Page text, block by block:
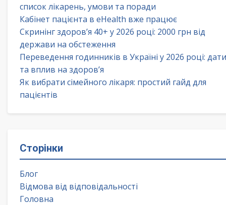
список лікарень, умови та поради
Кабінет пацієнта в eHealth вже працює
Скринінг здоров’я 40+ у 2026 році: 2000 грн від
держави на обстеження
Переведення годинників в Україні у 2026 році: дати
та вплив на здоров’я
Як вибрати сімейного лікаря: простий гайд для
пацієнтів
Сторінки
Блог
Відмова від відповідальності
Головна